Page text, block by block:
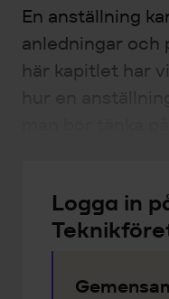
En anställning
anledningar och
här kapitlet har
Logga in